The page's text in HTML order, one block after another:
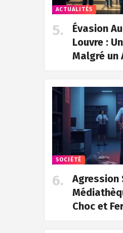
ACTUALITÉS
Évasion
Louvre :
Malgré un
SOCIÉTÉ
Agression
Choc et